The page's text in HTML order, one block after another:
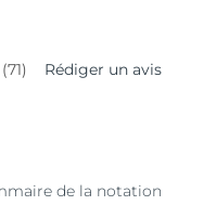
(71) Rédiger un avis